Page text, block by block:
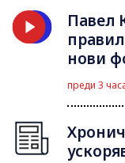
Павел
нови
преди 3